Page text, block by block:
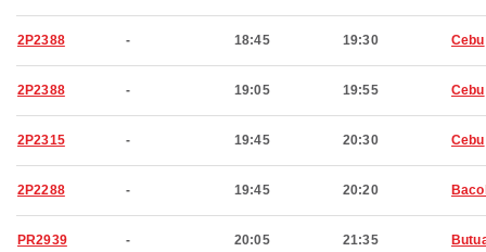
2P2388 - 18:45 19:30 Cebu
2P2388 - 19:05 19:55 Cebu
2P2315 - 19:45 20:30 Cebu
2P2288 - 19:45 20:20
PR2939 - 20:05 21:35